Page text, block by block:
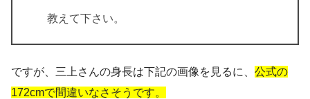
教えて下さい。
ですが、三上さんの身長は下記の画像を見るに、 公式の
172cmで間違いなさそうです。